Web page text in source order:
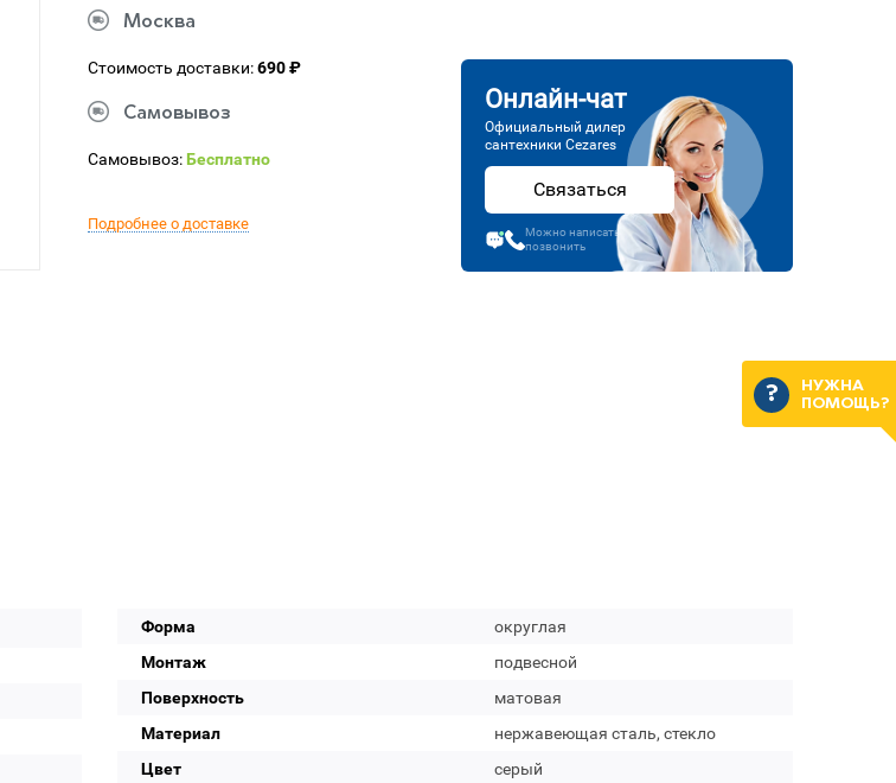
Москва
Стоимость доставки:690 ₽
Самовывоз
Самовывоз:Бесплатно
Подробнее о доставке
Онлайн-чат
Официальный дилер
сантехники Cezares
Связаться
Можно написать или
позвонить
Форма
округлая
Монтаж
подвесной
Поверхность
матовая
Материал
нержавеющая сталь, стекло
Цвет
серый
НУЖНА
ПОМОЩЬ?